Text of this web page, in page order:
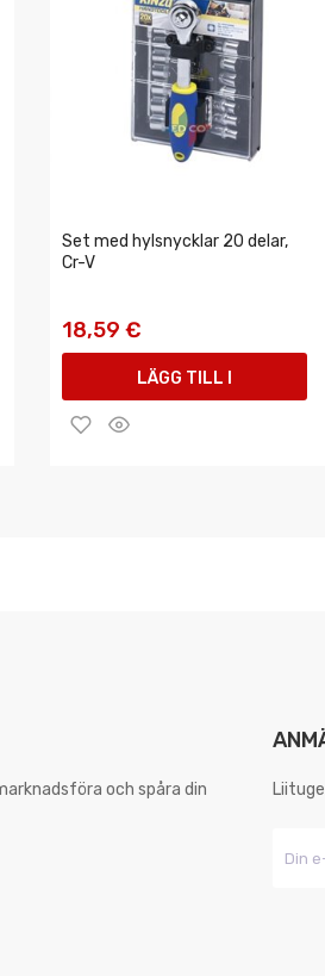
Set med hylsnycklar 20 delar,
Cr-V
18,59 €
LÄGG TILL I
VARUKORGEN
och spåra din